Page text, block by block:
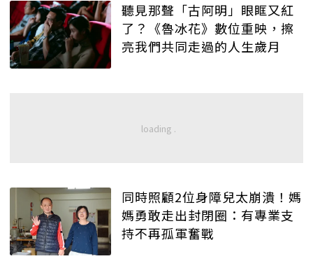
聽見那聲「古阿明」眼眶又紅
了？《魯冰花》數位重映，擦
亮我們共同走過的人生歲月
同時照顧2位身障兒太崩潰！媽
媽勇敢走出封閉圈：有專業支
持不再孤軍奮戰